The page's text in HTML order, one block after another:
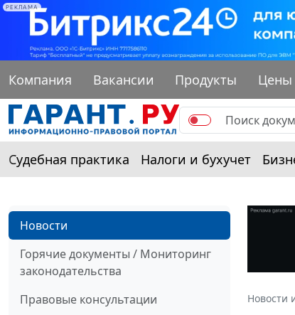
РЕКЛАМА
Компания Вакансии Продукты Цены
Судебная практика Налоги и бухучет
Новости
Горячие документы / Мониторинг
законодательства
Правовые консультации
Новости